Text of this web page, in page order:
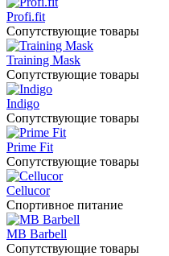
Profi.fit
Сопутствующие товары
Training Mask
Сопутствующие товары
Indigo
Сопутствующие товары
Prime Fit
Сопутствующие товары
Cellucor
Спортивное питание
MB Barbell
Сопутствующие товары